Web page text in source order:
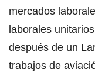
mercados
laborales
después de un
trabajos de